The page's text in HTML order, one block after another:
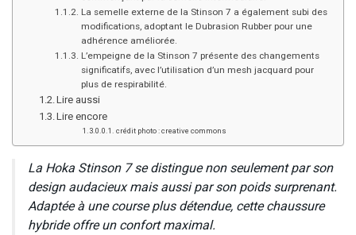
La semelle externe de la Stinson 7 a également subi des
modifications, adoptant le Dubrasion Rubber pour une
adhérence améliorée.
L’empeigne de la Stinson 7 présente des changements
significatifs, avec l’utilisation d’un mesh jacquard pour
plus de respirabilité.
Lire aussi
Lire encore
crédit photo : creative commons
La Hoka Stinson 7 se distingue non seulement par son
design audacieux mais aussi par son poids surprenant.
Adaptée à une course plus détendue, cette chaussure
hybride offre un confort maximal.